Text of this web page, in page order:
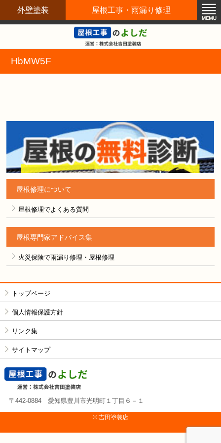
外壁塗装 屋根工事・雨漏り修理
HbMW5F
屋根修理について
屋根修理でよくある質問
屋根専門家アドバイス集
火災保険で雨漏り修理・屋根修理
トップページ
個人情報保護方針
リンク集
サイトマップ
〒442-0884 愛知県豊川市光明町１丁目６－１
© 吉⽥塗装店